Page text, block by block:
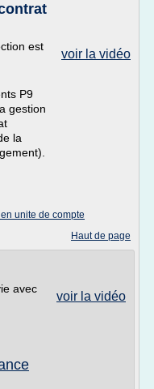
voir la vidéo
est
P9
gestion
la
unite de compte
Haut de page
voir la vidéo
avec